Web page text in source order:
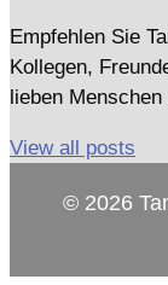
Empfehlen Sie
Kollegen,
lieben
View all posts
© 2026